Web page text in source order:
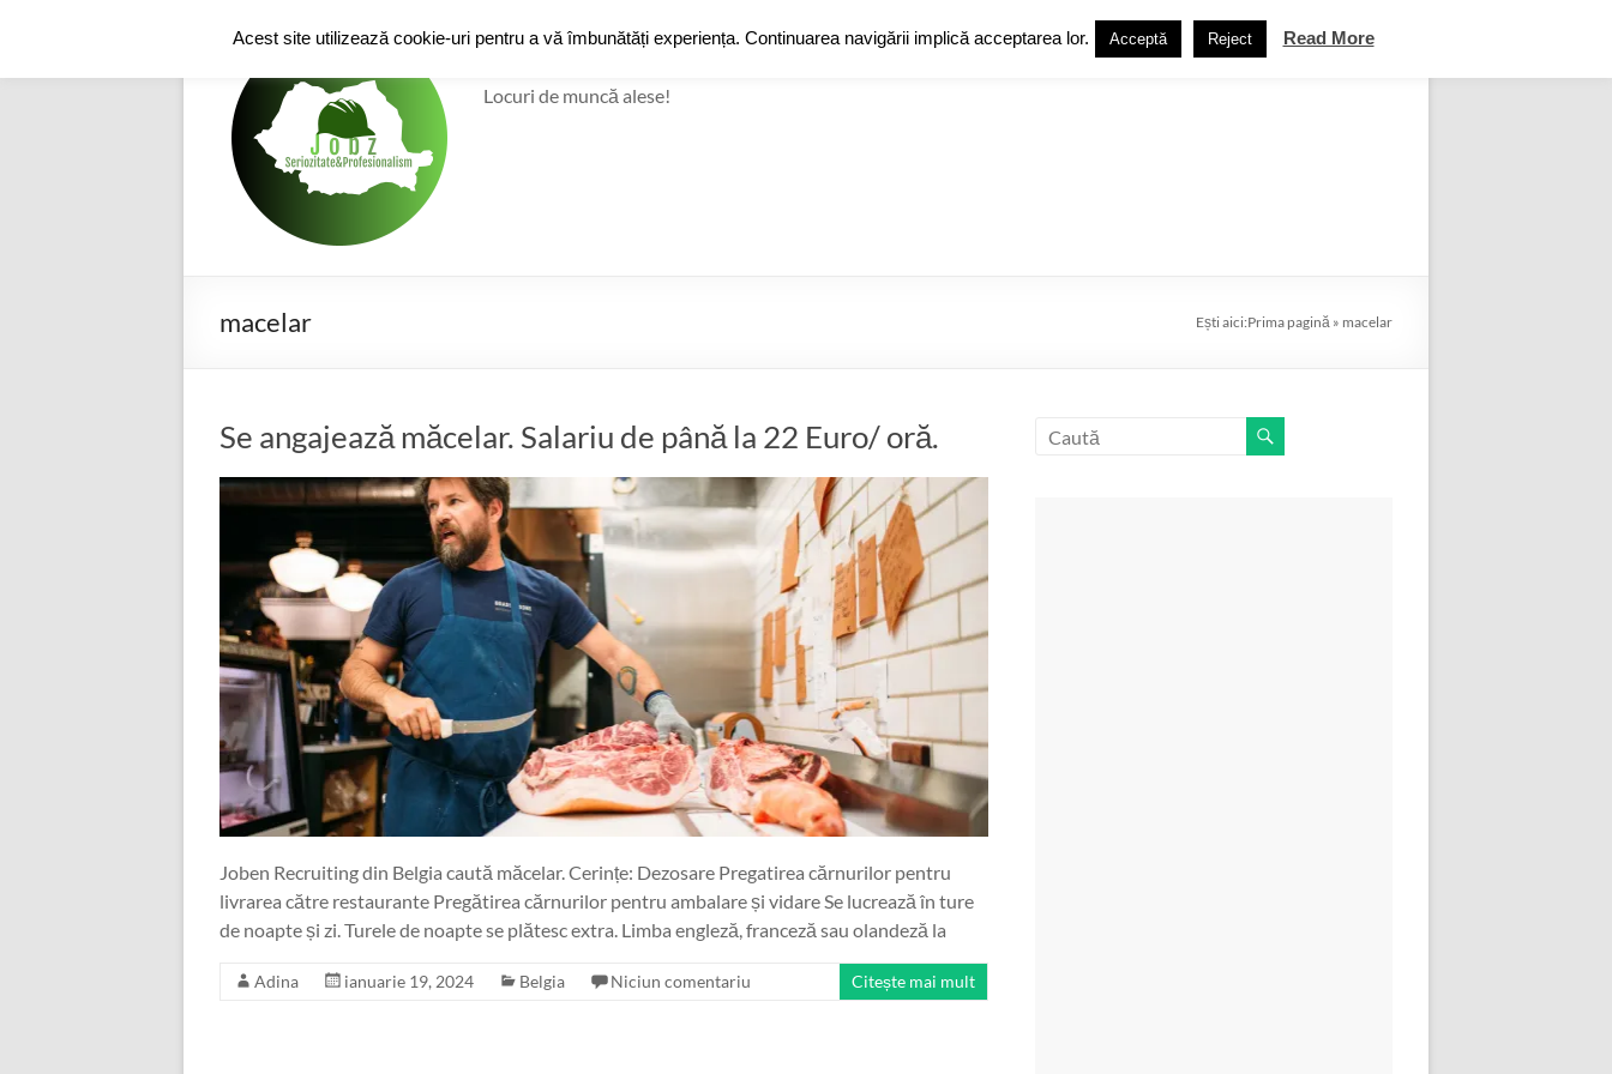
e-JobZ
Locuri de muncă alese!
Grup de Facebook Termeni și condiții
macelar Ești aici:Prima pagină » macelar
Se angajează măcelar. Salariu de până la 22 Euro/ oră.
Joben Recruiting din Belgia caută măcelar. Cerințe: Dezosare Pregatirea cărnurilor pentru
livrarea către restaurante Pregătirea cărnurilor pentru ambalare și vidare Se lucrează în ture
de noapte și zi. Turele de noapte se plătesc extra. Limba engleză, franceză sau olandeză la
Adina ianuarie 19, 2024 Belgia Niciun comentariu Citește mai mult
Acest site utilizează cookie-uri pentru a vă îmbunătăți experiența. Continuarea navigării implică acceptarea lor. Acceptă Reject Read More